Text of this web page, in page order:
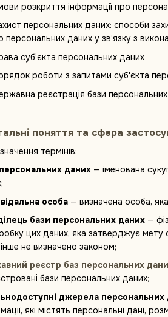
розкриття інформації про
персональних даних: способи
персональних даних у зв’язку з
суб’єкта персональних даних
роботи з запитами суб'єкта
реєстрація бази
поняття та сфера
термінів:
даних — іменована
особа — визначена особа,
бази персональних даних —
цих даних, яка затверджує мету
не визначено законом;
реєстр баз персональних
бази персональних даних;
джерела
які містять персональні дані,